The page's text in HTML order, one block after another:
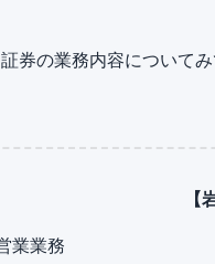
券の業務内容についてみ
【
業業務